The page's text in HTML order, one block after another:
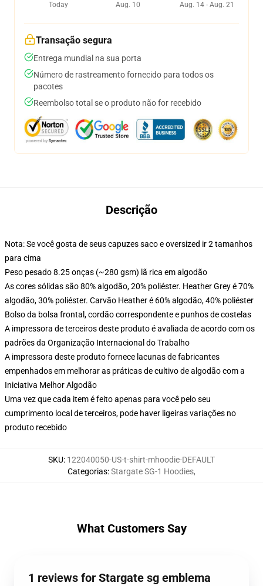
Today
Aug. 10
Aug. 14 - Aug. 21
Transação segura
Entrega mundial na sua porta
Número de rastreamento fornecido para todos os
pacotes
Reembolso total se o produto não for recebido
Descrição
Nota: Se você gosta de seus capuzes saco e oversized ir 2 tamanhos
para cima
Peso pesado 8.25 onças (~280 gsm) lã rica em algodão
As cores sólidas são 80% algodão, 20% poliéster. Heather Grey é 70%
algodão, 30% poliéster. Carvão Heather é 60% algodão, 40% poliéster
Bolso da bolsa frontal, cordão correspondente e punhos de costelas
A impressora de terceiros deste produto é avaliada de acordo com os
padrões da Organização Internacional do Trabalho
A impressora deste produto fornece lacunas de fabricantes
empenhados em melhorar as práticas de cultivo de algodão com a
Iniciativa Melhor Algodão
Uma vez que cada item é feito apenas para você pelo seu
cumprimento local de terceiros, pode haver ligeiras variações no
produto recebido
SKU: 122040050-US-t-shirt-mhoodie-DEFAULT
Categorias:Stargate SG-1 Hoodies,
What Customers Say
1 reviews for Stargate sg emblema